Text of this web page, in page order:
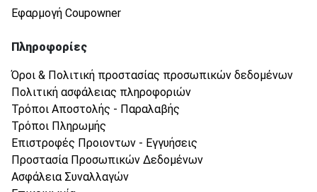
Εφαρμογή Coupowner
Πληροφορίες
Όροι & Πολιτική προστασίας προσωπικών δεδομένων
Πολιτική ασφάλειας πληροφοριών
Τρόποι Αποστολής - Παραλαβής
Τρόποι Πληρωμής
Επιστροφές Προιοντων - Εγγυήσεις
Προστασία Προσωπικών Δεδομένων
Ασφάλεια Συναλλαγών